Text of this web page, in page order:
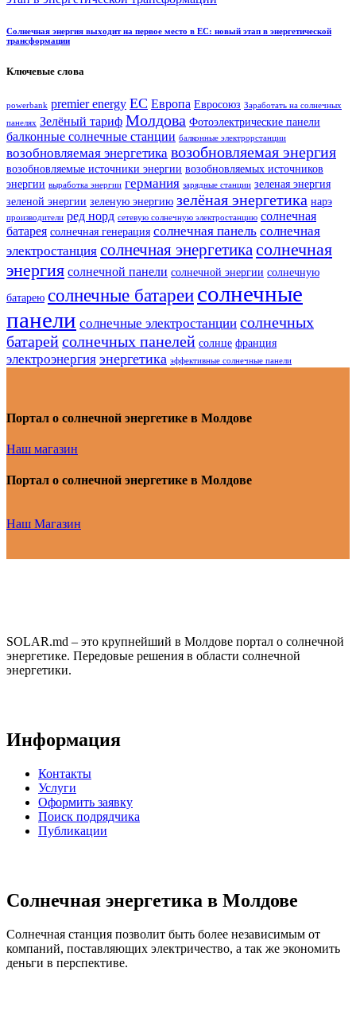
Солнечная энергия выходит на первое место в ЕС: новый этап в энергетической
трансформации
Ключевые слова
powerbank premier energy ЕС Европа Евросоюз Заработать на солнечных
панелях Зелёный тариф Молдова Фотоэлектрические панели
балконные солнечные станции балконные электрорстанции
возобновляемая энергетика возобновляемая энергия
возобновляемые источники энергии возобновляемых источников
энергии выработка энергии германия зарядные станции зеленая энергия
зеленой энергии зеленую энергию зелёная энергетика нарэ
производители ред норд сетевую солнечную электростанцию солнечная
батарея солнечная генерация солнечная панель солнечная
электростанция солнечная энергетика солнечная
энергия солнечной панели солнечной энергии солнечную
батарею солнечные батареисолнечные
панели солнечные электростанции солнечных
батарейсолнечных панелей солнце франция
электроэнергия энергетика эффективные солнечные панели
Портал о солнечной энергетике в Молдове
Наш магазин
Портал о солнечной энергетике в Молдове
Наш Магазин
SOLAR.md – это крупнейший в Молдове портал о солнечной
энергетике. Передовые решения в области солнечной
энергетики.
Информация
Контакты
Услуги
Оформить заявку
Поиск подрядчика
Публикации
Солнечная энергетика в Молдове
Солнечная станция позволит быть более независимым от
компаний, поставляющих электричество, а так же экономить
деньги в перспективе.